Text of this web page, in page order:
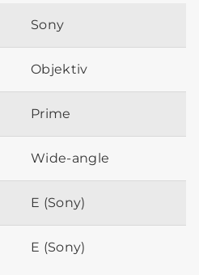
Sony
Objektiv
Prime
Wide-angle
E (Sony)
E (Sony)